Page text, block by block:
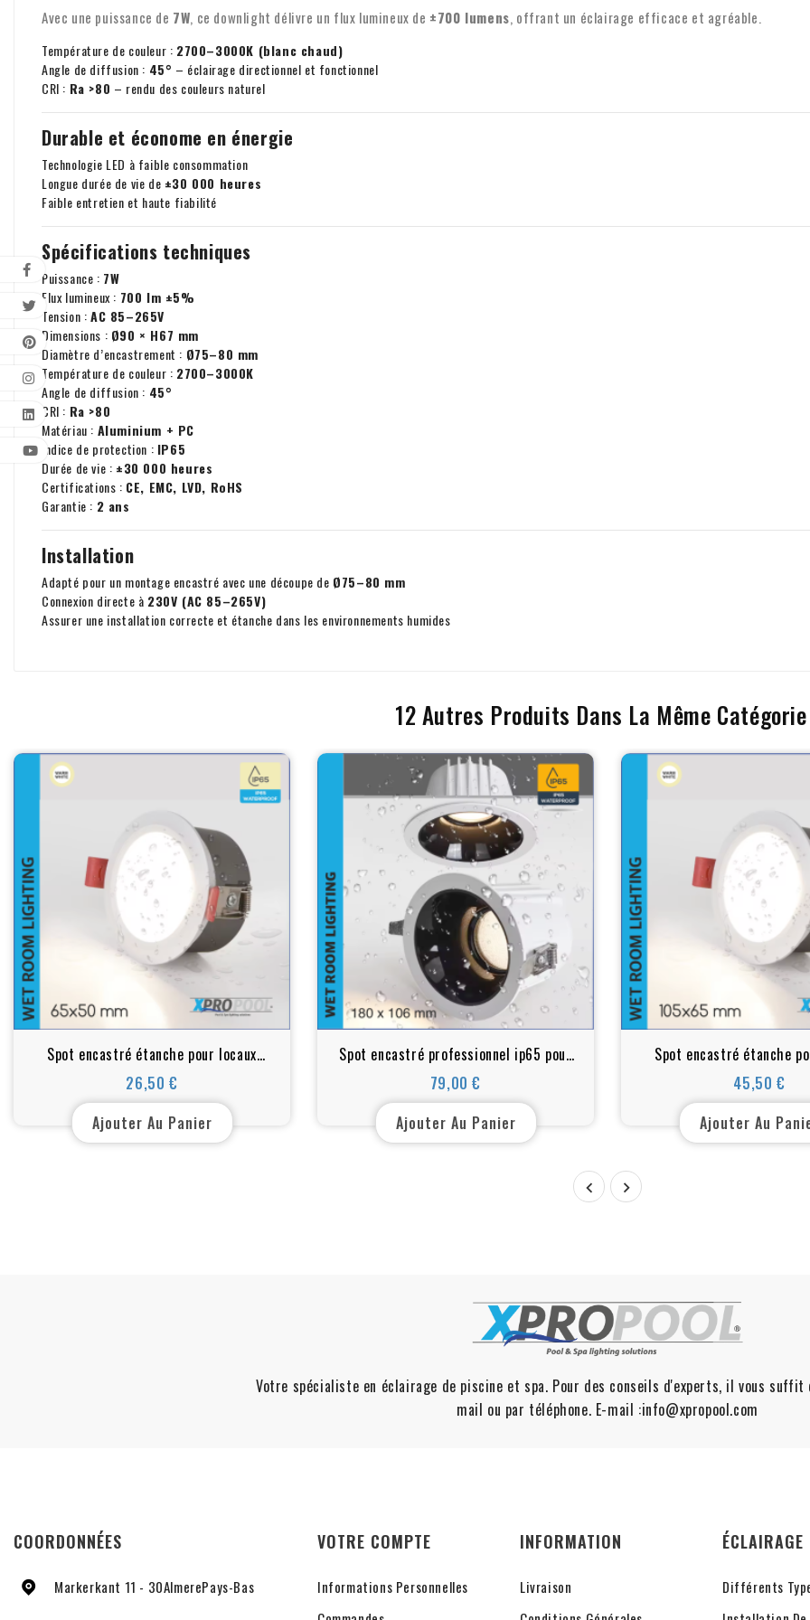
Transfert de TVA
contacter.
Avec une puissance de 7W, ce downlight délivre un flux lumineux de ±700 lumens, offrant un éclairage efficace et agréable.
Température de couleur : 2700–3000K (blanc chaud)
Angle de diffusion : 45° – éclairage directionnel et fonctionnel
CRI : Ra >80 – rendu des couleurs naturel
Durable et économe en énergie
Technologie LED à faible consommation
Longue durée de vie de ±30 000 heures
Faible entretien et haute fiabilité
Spécifications techniques
Puissance : 7W
Flux lumineux : 700 lm ±5%
Tension :AC 85–265V
Dimensions : Ø90 × H67 mm
Diamètre d’encastrement : Ø75–80 mm
Température de couleur : 2700–3000K
Angle de diffusion : 45°
CRI : Ra >80
Matériau : Aluminium + PC
Indice de protection : IP65
Durée de vie : ±30 000 heures
Certifications : CE, EMC, LVD, RoHS
Garantie : 2 ans
Installation
Adapté pour un montage encastré avec une découpe de Ø75–80 mm
Connexion directe à 230V (AC 85–265V)
Assurer une installation correcte et étanche dans les environnements humides
12 Autres Produits Dans La Même
Spot encastré étanche pour locaux
humides - Blanc chaud, IP65,
65xH50mm, 7w
26,50 €
Prix
Ajouter Au Panier
Spot encastré professionnel ip65 pour
grands locaux humides - Blanc chaud,
180xH104mm, 30w.
79,00 €
Prix
Ajouter Au Panier
Spot encastré étanche
humides - Blanc
105xH65mm,18w
45,50 €
Prix
Ajouter Au
 
Votre spécialiste en éclairage de piscine et spa. Pour des conseils d'experts, il vous
mail ou par téléphone. E-mail :info@xpropool.com
COORDONNÉES
Markerkant 11 - 30AlmerePays-Bas
VOTRE COMPTE
Informations Personnelles
INFORMATION
Livraison
Différents